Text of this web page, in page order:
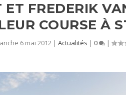
FREDERIK
COURSE À
6 mai 2012| Actualités | 0 |